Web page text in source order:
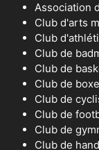
Association
Club d'arts
Club
Club de
Club de
Club de boxe
Club de
Club de
Club de
Club de